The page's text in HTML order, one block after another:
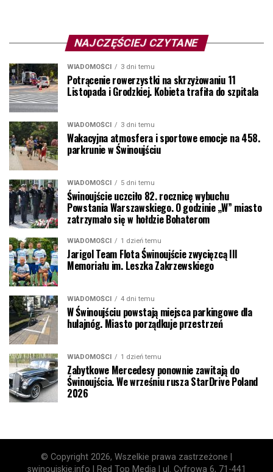
NAJCZĘŚCIEJ CZYTANE
WIADOMOŚCI 3 dni temu
Potrącenie rowerzystki na skrzyżowaniu 11
Listopada i Grodzkiej. Kobieta trafiła do szpitala
WIADOMOŚCI 3 dni temu
Wakacyjna atmosfera i sportowe emocje na 458.
parkrunie w Świnoujściu
WIADOMOŚCI 5 dni temu
Świnoujście uczciło 82. rocznicę wybuchu
Powstania Warszawskiego. O godzinie „W” miasto
zatrzymało się w hołdzie Bohaterom
WIADOMOŚCI 1 dzień temu
Jarigol Team Flota Świnoujście zwycięzcą III
Memoriału im. Leszka Zakrzewskiego
WIADOMOŚCI 4 dni temu
W Świnoujściu powstają miejsca parkingowe dla
hulajnóg. Miasto porządkuje przestrzeń
WIADOMOŚCI 1 dzień temu
Zabytkowe Mercedesy ponownie zawitają do
Świnoujścia. We wrześniu rusza StarDrive Poland
2026
© Copyright 2026, Wszelkie prawa zastrzeżone |
swinoujskie.info | Red Top Media | ul. Cyfrowa 6, 71-441